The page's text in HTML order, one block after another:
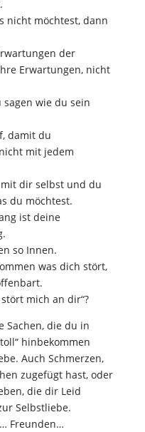
nicht möchtest, dann
der
Erwartungen, nicht
wie du sein
damit du
mit jedem
dir selbst und du
du möchtest.
ist deine
so Innen.
was dich stört,
mich an dir“?
Sachen, die du in
hinbekommen
Auch Schmerzen,
zugefügt hast, oder
die dir Leid
Selbstliebe.
Freunden…